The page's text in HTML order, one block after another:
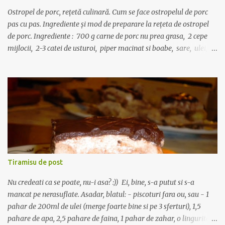
scurs. Curatirea trebu...
Ostropel de porc, rețetă culinară. Cum se face ostropelul de porc
pas cu pas. Ingrediente și mod de preparare la rețeta de ostropel
de porc. Ingrediente : 700 g carne de porc nu prea grasa, 2 cepe
mijlocii, 2-3 catei de usturoi, piper macinat si boabe, sare, ulei, o
linguri de ulei sa se rumeneasca pe toate partile, la foc mic. Intre
timp, intr-o tigaie se caleste in 2 linguri de ulei ceapa curatata,
spalata si taiata marunt, cu un praf de sare. Dupa ce devine
translucida se adauga lingurita de faina, se amesteca bine cu ceapa
si uleiul, si imediat se toarna un pahar de apa (200 ml) calda sau
supa de oase, daca aveti la indemana. Se amesteca des ca sa nu se
formeze cocoloase de faina, apoi se toarna sosul si ceapa peste
carnea din oala, numai dupa ce aceasta a prins o crus...
Tiramisu de post
Nu credeati ca se poate, nu-i asa? :)) Ei, bine, s-a putut si s-a
mancat pe nerasuflate. Asadar, blatul: - piscoturi fara ou, sau - 1
pahar de 200ml de ulei (merge foarte bine si pe 3 sferturi), 1,5
pahare de apa, 2,5 pahare de faina, 1 pahar de zahar, o lingurita